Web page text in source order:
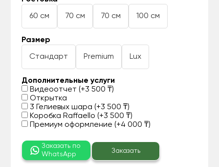
60 см 70 см 70 см 100 см
Размер
Стандарт Premium Lux
Дополнительные услуги
Видеоотчет (+3 500 ₸)
Открытка
3 Гелиевых шара (+3 500 ₸)
Коробка Raffaello (+3 500 ₸)
Премиум оформление (+4 000 ₸)
Заказать по
WhatsApp
Заказать